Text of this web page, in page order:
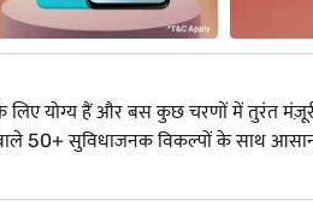
योग्य हैं और बस कुछ चरणों में तुरंत मंज़ूरी
50+ सुविधाजनक विकल्पों के साथ